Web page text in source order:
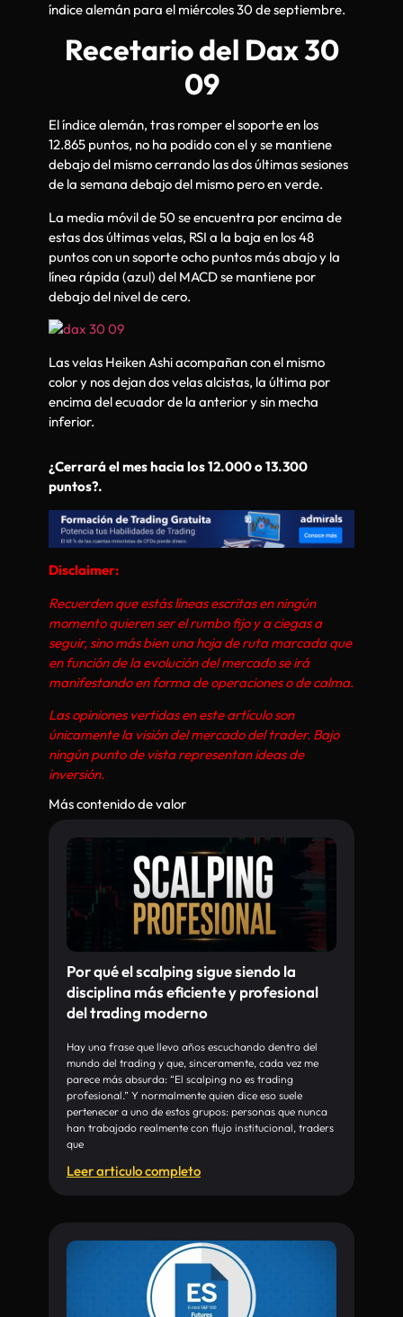
índice alemán para el miércoles 30 de septiembre.
Recetario del Dax 30
09
El índice alemán, tras romper el soporte en los
12.865 puntos, no ha podido con el y se mantiene
debajo del mismo cerrando las dos últimas sesiones
de la semana debajo del mismo pero en verde.
La media móvil de 50 se encuentra por encima de
estas dos últimas velas, RSI a la baja en los 48
puntos con un soporte ocho puntos más abajo y la
línea rápida (azul) del MACD se mantiene por
debajo del nivel de cero.
Las velas Heiken Ashi acompañan con el mismo
color y nos dejan dos velas alcistas, la última por
encima del ecuador de la anterior y sin mecha
inferior.
¿Cerrará el mes hacia los 12.000 o 13.300
puntos?.
Disclaimer:
Recuerden que estás líneas escritas en ningún
momento quieren ser el rumbo fijo y a ciegas a
seguir, sino más bien una hoja de ruta marcada que
en función de la evolución del mercado se irá
manifestando en forma de operaciones o de calma.
Las opiniones vertidas en este artículo son
únicamente la visión del mercado del trader. Bajo
ningún punto de vista representan ideas de
inversión.
Más contenido de valor
Por qué el scalping sigue siendo la
disciplina más eficiente y profesional
del trading moderno
Hay una frase que llevo años escuchando dentro del
mundo del trading y que, sinceramente, cada vez me
parece más absurda: “El scalping no es trading
profesional.” Y normalmente quien dice eso suele
pertenecer a uno de estos grupos: personas que nunca
han trabajado realmente con flujo institucional, traders
que
Leer articulo completo